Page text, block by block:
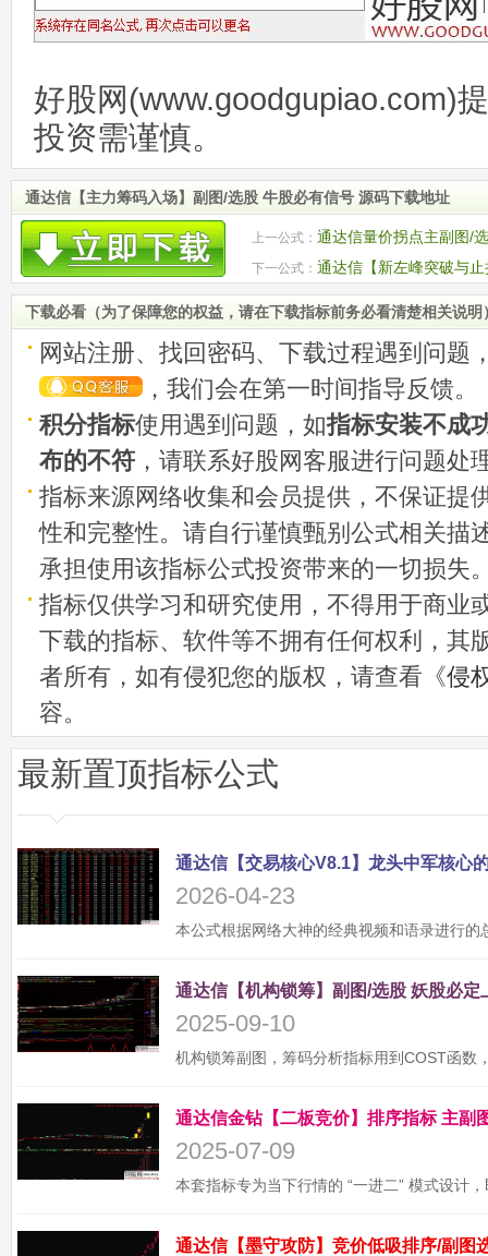
好股网(www.goodgupiao.com)
投资需谨慎。
通达信【主力筹码入场】副图/选股 牛股必有信号 源码下载地址
上一公式： 通达信量价拐点主副图/
码
下一公式： 通达信【新左峰突破与
一波不错的涨幅 源码
下载必看（为了保障您的权益，请在下载指标前务必看清楚相关说明
网站注册、找回密码、下载过程遇到问题
，我们会在第一时间指导反馈。
积分指标使用遇到问题，如指标安装不成
布的不符 ，请联系好股网客服进行问题处
指标来源网络收集和会员提供，不保证提
性和完整性。请自行谨慎甄别公式相关描
承担使用该指标公式投资带来的一切损失
指标仅供学习和研究使用，不得用于商业
下载的指标、软件等不拥有任何权利，其
者所有，如有侵犯您的版权，请查看《侵
容。
最新置顶指标公式
2026-04-23
2025-09-10
2025-07-09